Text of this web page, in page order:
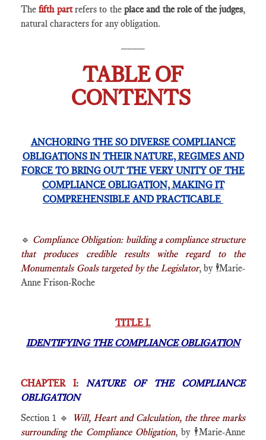
The fifth partrefers to theplace and the role of the judges,
natural characters for any obligation.
TABLE OF
CONTENTS
ANCHORING THE SO DIVERSE COMPLIANCE
OBLIGATIONS IN THEIR NATURE, REGIMES AND
FORCE TO BRING OUT THE VERY UNITY OF THE
COMPLIANCE OBLIGATION, MAKING IT
COMPREHENSIBLE AND PRACTICABLE
🔹 Compliance Obligation: building a compliance structure
that produces credible results withe regard to the
Monumentals Goals targeted by the Legislator, by 🕴️Marie-
Anne Frison-Roche
TITLE I.
IDENTIFYING THE COMPLIANCE OBLIGATION
CHAPTER I:
NATURE OF THE COMPLIANCE
OBLIGATION
Section 1 🔹
Will, Heart and Calculation, the three marks
surrounding the Compliance Obligation, by 🕴️Marie-Anne